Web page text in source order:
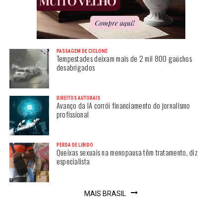
PASSAGEM DE CICLONE
Tempestades deixam mais de 2 mil 800 gaúchos
desabrigados
DIREITOS AUTORAIS
Avanço da IA corrói financiamento do jornalismo
profissional
PERDA DE LIBIDO
Queixas sexuais na menopausa têm tratamento, diz
especialista
MAIS BRASIL